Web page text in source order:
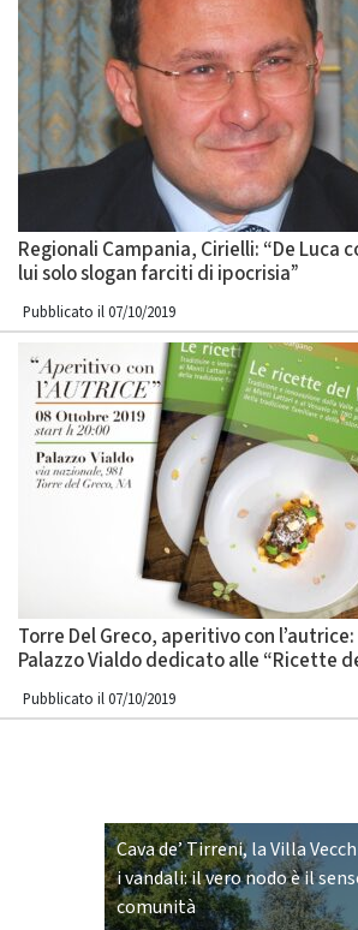
Regionali Campania, Cirielli: “De Luca
lui solo slogan farciti di ipocrisia”
Pubblicato il 07/10/2019
Torre Del Greco, aperitivo con
Palazzo Vialdo dedicato alle “Ricette
Pubblicato il 07/10/2019
Cava de’ Tirreni, la Villa
i vandali: il vero nodo è il
comunità